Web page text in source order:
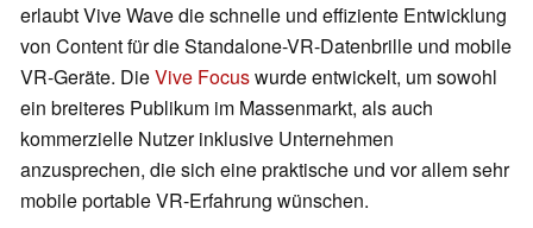
erlaubt Vive Wave die schnelle und effiziente Entwicklung
von Content für die Standalone-VR-Datenbrille und mobile
VR-Geräte. DieVive Focuswurde entwickelt, um sowohl
ein breiteres Publikum im Massenmarkt, als auch
kommerzielle Nutzer inklusive Unternehmen
anzusprechen, die sich eine praktische und vor allem sehr
mobile portable VR-Erfahrung wünschen.